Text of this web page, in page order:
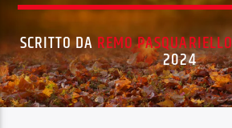
TRACCIA CORRENTE
TITOLO
ARTISTA
SCRITTO DAREMO PASQUARIELLO
2024